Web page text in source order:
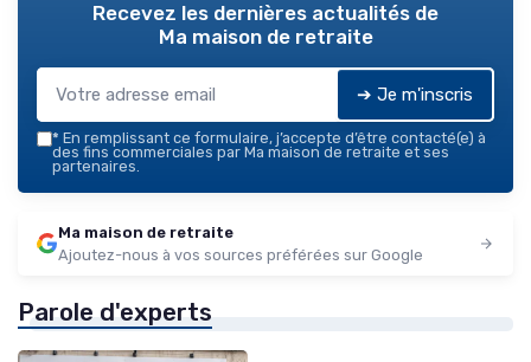
Recevez les dernières actualités de
Ma maison de retraite
➔ Je m'inscris
* En remplissant ce formulaire, j’accepte d’être contacté(e) à
des fins commerciales par Ma maison de retraite et ses
partenaires.
Ma maison de retraite
Ajoutez-nous à vos sources préférées sur Google
Parole d'experts